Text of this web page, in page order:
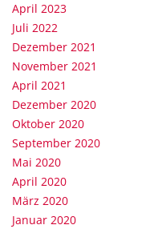
April 2023
Juli 2022
Dezember 2021
November 2021
April 2021
Dezember 2020
Oktober 2020
September 2020
Mai 2020
April 2020
März 2020
Januar 2020